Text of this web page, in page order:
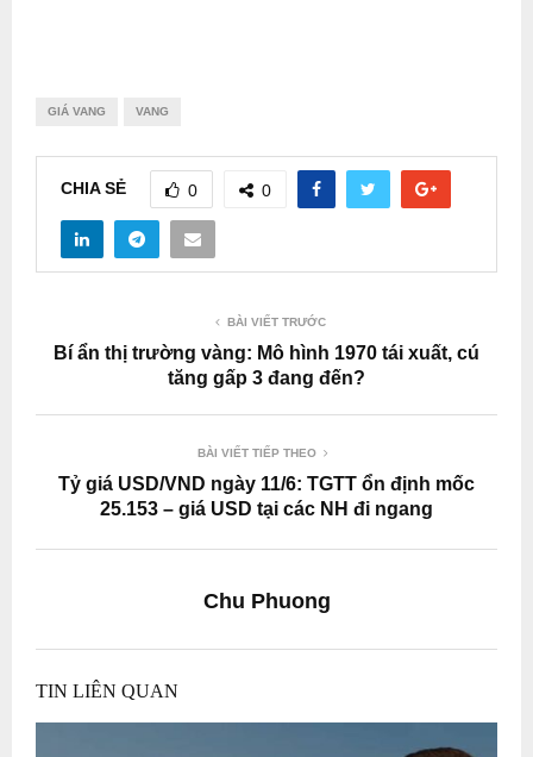
GIÁ VANG VANG
CHIA SẺ 0 0
BÀI VIẾT TRƯỚC
Bí ẩn thị trường vàng: Mô hình 1970 tái xuất, cú
tăng gấp 3 đang đến?
BÀI VIẾT TIẾP THEO
Tỷ giá USD/VND ngày 11/6: TGTT ổn định mốc
25.153 – giá USD tại các NH đi ngang
Chu Phuong
TIN LIÊN QUAN